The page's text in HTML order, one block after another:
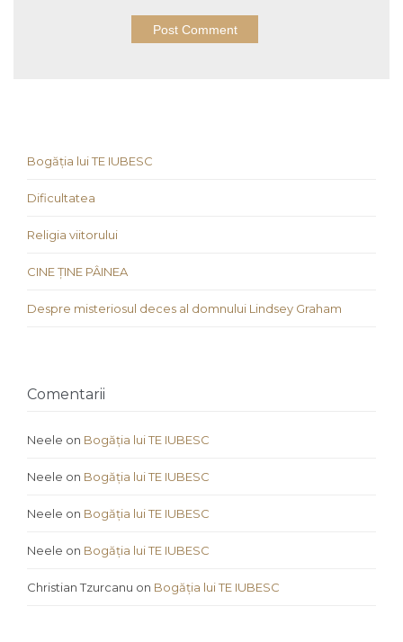
Bogăția lui TE IUBESC
Dificultatea
Religia viitorului
CINE ȚINE PÂINEA
Despre misteriosul deces al domnului Lindsey Graham
Comentarii
Neele on Bogăția lui TE IUBESC
Neele on Bogăția lui TE IUBESC
Neele on Bogăția lui TE IUBESC
Neele on Bogăția lui TE IUBESC
Christian Tzurcanu on Bogăția lui TE IUBESC